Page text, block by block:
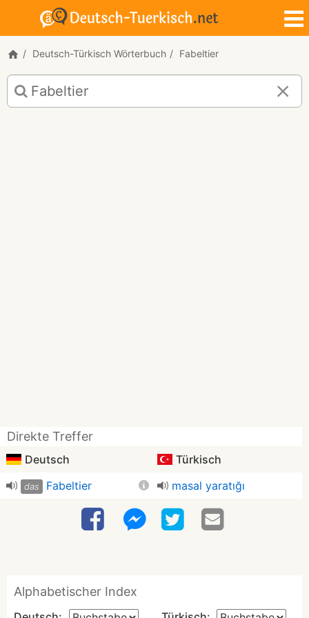
Deutsch-Türkisch Wörterbuch Fabeltier
Deutsch-
Türkisch
Übersetzung
Direkte Treffer
Deutsch Türkisch
das Fabeltier masal yaratığı
Alphabetischer Index